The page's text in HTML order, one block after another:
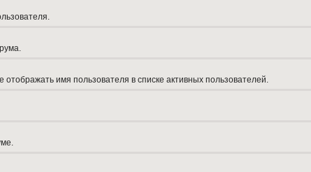
имя пользователя в списке активных пользователей.